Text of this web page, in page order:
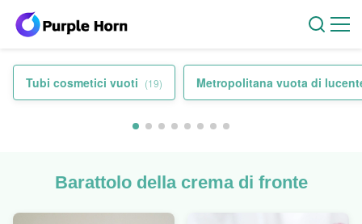
Tubi cosmetici vuoti (19) Metropolitana vuota di
Barattolo della crema di fronte